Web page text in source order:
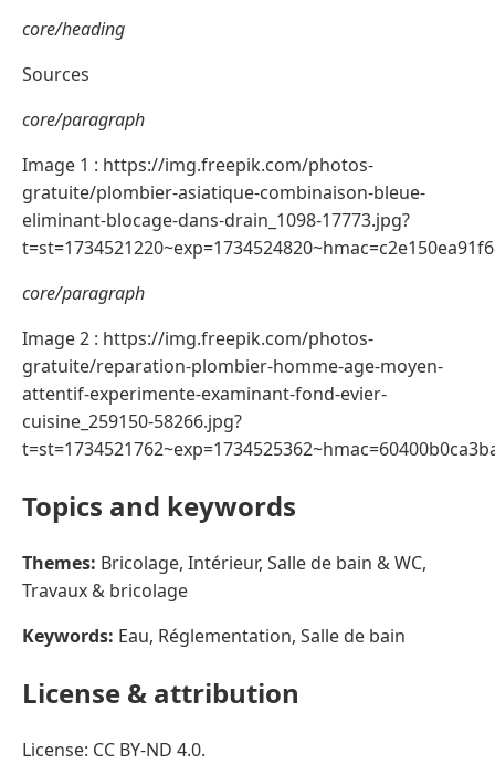
core/heading
Sources
core/paragraph
Image 1 : https://img.freepik.com/photos-
gratuite/plombier-asiatique-combinaison-bleue-
eliminant-blocage-dans-drain_1098-17773.jpg?
core/paragraph
Image 2 : https://img.freepik.com/photos-
gratuite/reparation-plombier-homme-age-moyen-
attentif-experimente-examinant-fond-evier-
cuisine_259150-58266.jpg?
Topics and keywords
Themes: Bricolage, Intérieur, Salle de bain & WC,
Travaux & bricolage
Keywords: Eau, Réglementation, Salle de bain
License & attribution
License: CC BY-ND 4.0.